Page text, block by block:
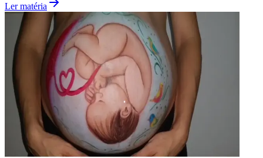
Santos
Ler matéria